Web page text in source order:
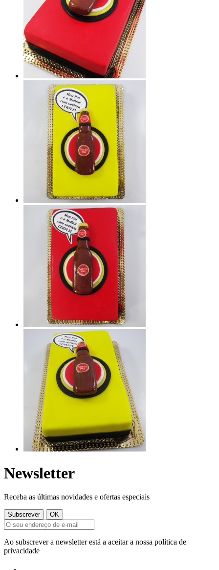
Newsletter
Receba as últimas novidades e ofertas especiais
Ao subscrever a newsletter está a aceitar a nossa política de
privacidade